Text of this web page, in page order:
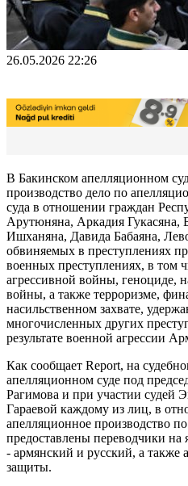
26.05.2026 22:26
В Бакинском апелляционном
производство дело по
суда в отношении граждан
Арутюняна, Аркадия Гукасяна,
Ишханяна, Давида Бабаяна,
обвиняемых в преступлениях
военных преступлениях, в том
агрессивной войны, геноциде,
войны, а также терроризме,
насильственном захвате,
многочисленных других
результате военной агрессии
Как сообщает Report, на
апелляционном суде под
Рагимова и при участии судей
Гараевой каждому из лиц, в
апелляционное производство
предоставлены переводчики
- армянский и русский, а также
защиты.